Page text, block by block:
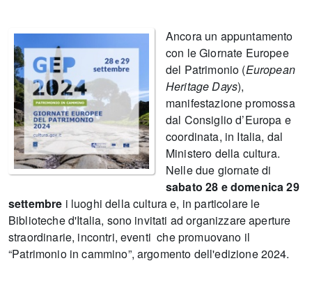
Ancora un appuntamento
con le Giornate Europee
del Patrimonio (European
Heritage Days),
manifestazione promossa
dal Consiglio d’Europa e
coordinata, in Italia, dal
Ministero della cultura.
Nelle due giornate di
sabato 28 e domenica 29
settembre i luoghi della cultura e, in particolare le
Biblioteche d'Italia, sono invitati ad organizzare aperture
straordinarie, incontri, eventi che promuovano il
“Patrimonio in cammino”, argomento dell'edizione 2024.